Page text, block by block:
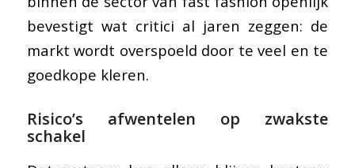
bevestigt wat critici al jaren zeggen: de
markt wordt overspoeld door te veel en te
goedkope kleren.
Risico’s afwentelen op zwakste
schakel